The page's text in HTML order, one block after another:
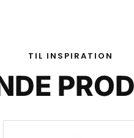
TIL INSPIRATION